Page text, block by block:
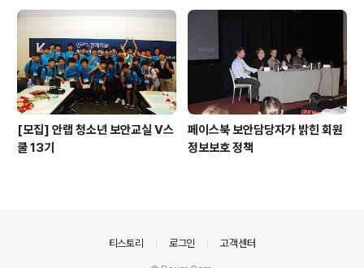
[모집] 안랩 청소년 보안교실 V스
쿨 13기
페이스북 보안담당자가 밝힌 회원
정보보호 정책
티스토리 로그인 고객센터